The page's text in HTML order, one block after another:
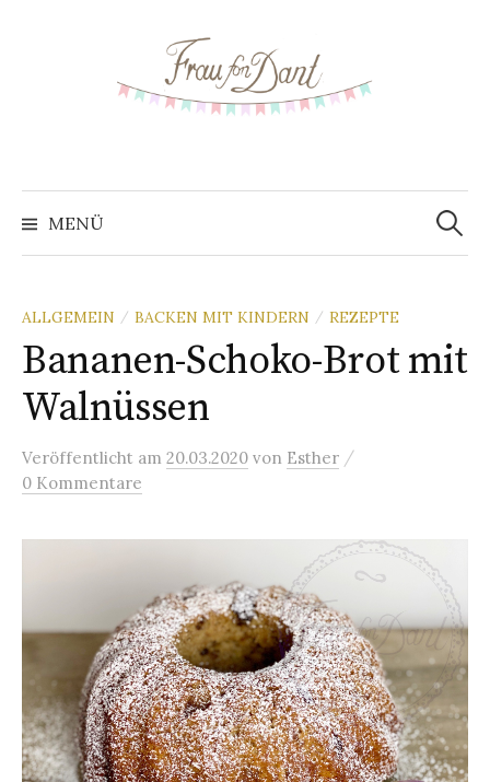
e
z
u
I
h
a
t
MENÜ S
c
c
h
ALLGEMEIN / BACKEN MIT KINDERN / REZEPTE
Bananen-Schoko-Brot mit
Walnüssen
Veröffentlicht am 20.03.2020 von Esther /
0 Kommentare